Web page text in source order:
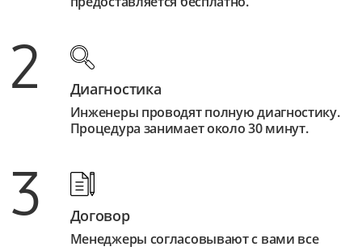
2 Диагностика
Инженеры проводят полную диагностику.
Процедура занимает около 30 минут.
3 Договор
Менеджеры согласовывают с вами все